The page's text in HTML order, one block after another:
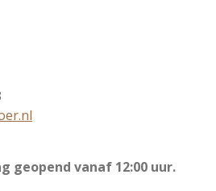
geopend vanaf 12:00 uur.